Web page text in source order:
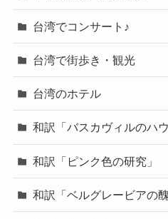
台湾でコンサート♪
台湾で街歩き・観光
台湾のホテル
和訳「バスカヴィルのハウ
和訳「ピンク色の研究」
和訳「ベルグレービアの醜